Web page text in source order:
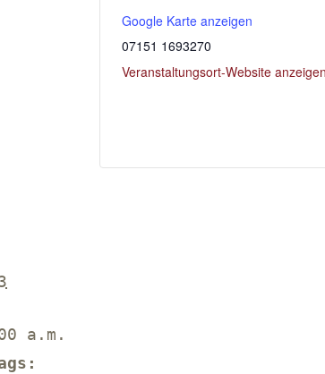
a.m.
Google Karte anzeigen
07151 1693270
Veranstaltungsort-Website anzeigen